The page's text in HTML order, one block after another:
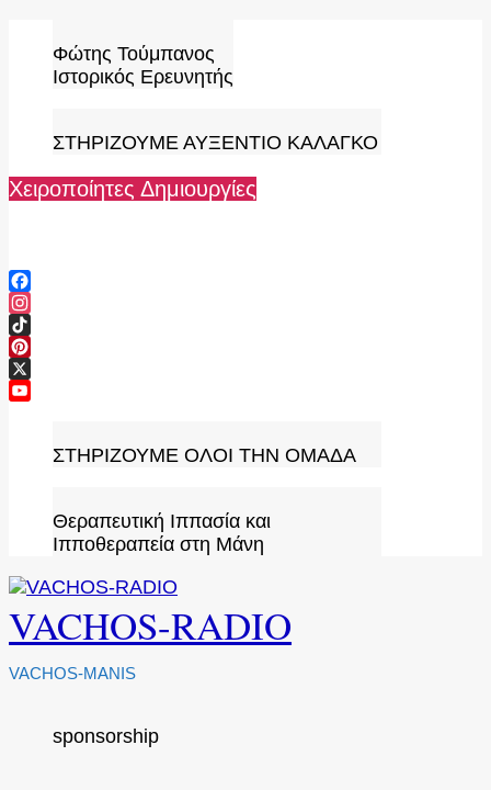
content
Φώτης Τούμπανος
Ιστορικός Ερευνητής
ΣΤΗΡΙΖΟΥΜΕ ΑΥΞΕΝΤΙΟ ΚΑΛΑΓΚΟ
Χειροποίητες Δημιουργίες
Facebook
Instagram
TikTok
Pinterest
X
ΣΤΗΡΙΖΟΥΜΕ ΟΛΟΙ ΤΗΝ ΟΜΑΔΑ
Θεραπευτική Ιππασία και
Ιπποθεραπεία στη Μάνη
VACHOS-RADIO
VACHOS-MANIS
sponsorship